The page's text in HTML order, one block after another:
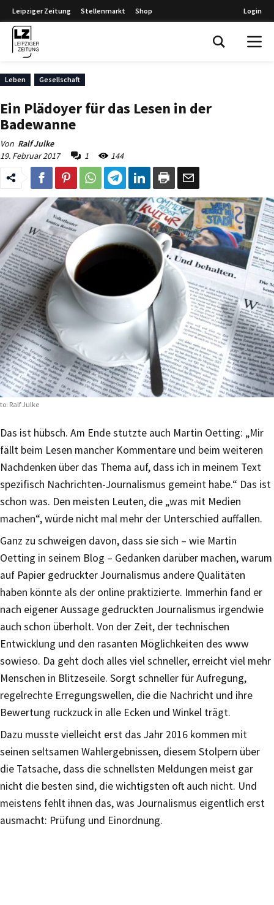
Leipziger Zeitung Stellenmarkt Shop Login
Leben Gesellschaft
Ein Plädoyer für das Lesen in der
Badewanne
Von Ralf Julke
19. Februar 2017
1 144
Ralf Julke
Das ist hübsch. Am Ende stutzte auch Martin Oetting: „Mir
fällt beim Lesen mancher Kommentare und beim weiteren
Nachdenken über das Thema auf, dass ich in meinem Text
spezifisch Nachrichten-Journalismus gemeint habe.“ Das ist
schon was. Den meisten Leuten, die „was mit Medien
machen“, würde nicht mal mehr der Unterschied auffallen.
Ganz zu schweigen davon, dass sie sich – wie Martin
Oetting in seinem Blog – Gedanken darüber machen, warum
auf Papier gedruckter Journalismus andere Qualitäten
haben könnte als der online praktizierte. Immerhin fand er
nach eigener Aussage gedruckten Journalismus irgendwie
auch schon überholt. Von der Zeit, der technischen
Entwicklung und den rasanten Möglichkeiten des www
sowieso. Da geht doch alles viel schneller, erreicht viel mehr
Menschen in Blitzeseile. Sorgt schneller für Aufregung,
regelrechte Erregungswellen, die die Nachricht und ihre
Bewertung ruckzuck in alle Ecken und Winkel trägt.
Dazu musste vielleicht erst das Jahr 2016 kommen mit
seinen seltsamen Wahlergebnissen, diesem Stolpern über
die Tatsache, dass die schnellsten Meldungen meist gar
nicht die besten sind, die wichtigsten oft auch nicht. Und
meistens fehlt ihnen das, was Journalismus eigentlich erst
ausmacht: Prüfung und Einordnung.